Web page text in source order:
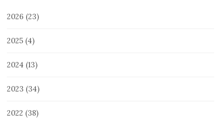
2026 (23)
2025 (4)
2024 (13)
2023 (34)
2022 (38)